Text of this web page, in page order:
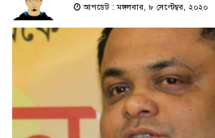
আপডেট : মঙ্গলবার, ৮ সেপ্টেম্বর, ২০২০